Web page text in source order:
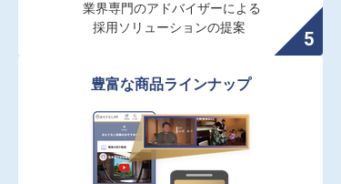
業界専門のアドバイザーによる
採用ソリューションの提案
豊富な商品ラインナップ